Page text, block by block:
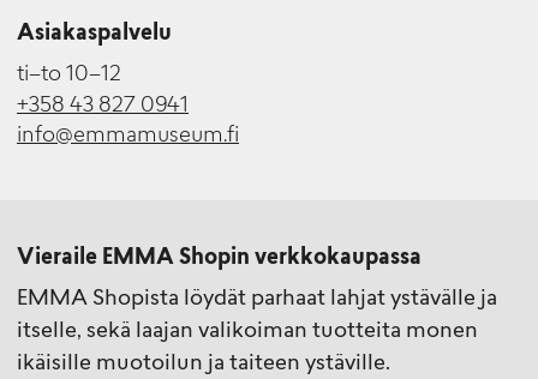
Asiakaspalvelu
ti–to 10–12
+358 43 827 0941
info@emmamuseum.fi
Vieraile EMMA Shopin verkkokaupassa
EMMA Shopista löydät parhaat lahjat ystävälle ja
itselle, sekä laajan valikoiman tuotteita monen
ikäisille muotoilun ja taiteen ystäville.